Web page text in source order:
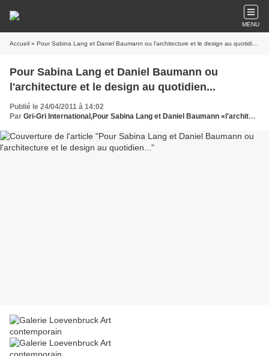
MENU
Accueil » Pour Sabina Lang et Daniel Baumann ou l'architecture et le design au quotidien...
Pour Sabina Lang et Daniel Baumann ou
l'architecture et le design au quotidien...
Publié le 24/04/2011 à 14:02
Par Gri-Gri International,Pour Sabina Lang et Daniel Baumann «l'architecture et le design , Galerie Loevenbruck Art contemporain, Ma solange Oussou